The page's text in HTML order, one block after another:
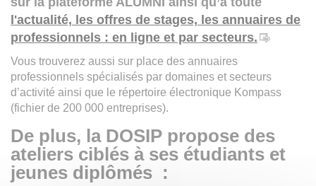
l'actualité, les offres de stages, les annuaires de
professionnels : en ligne et par secteurs.
Vous trouverez aussi sur place des annuaires
professionnels spécialisés par domaines et secteurs
d’activité ainsi que le répertoire électronique Kompass
(fichier de 200 000 entreprises).
De plus, la DOSIP propose des
ateliers ciblés à ses étudiants et
jeunes diplômés :